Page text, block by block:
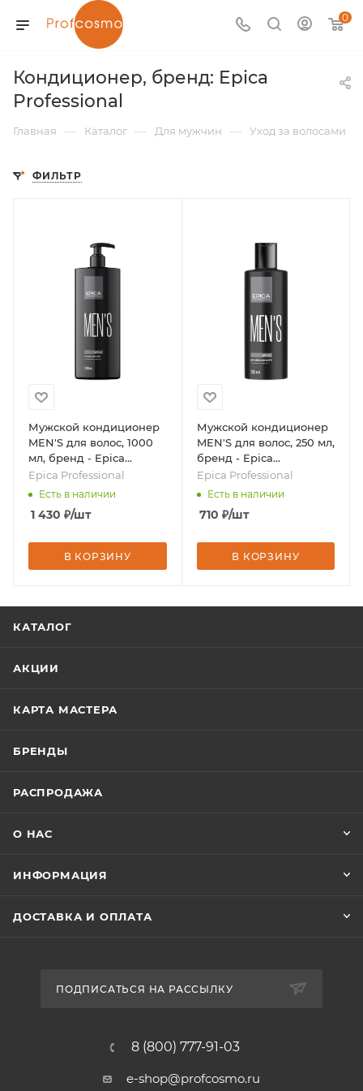
0
Кондиционер, бренд: Epica
Professional
Главная — Каталог — Для мужчин — Уход за волосами
ФИЛЬТР
Мужской кондиционер
MEN'S для волос, 1000
мл, бренд - Epica
Professional
Epica Professional
Есть в наличии
1 430 ₽/шт
В КОРЗИНУ
Мужской кондиционер
MEN'S для волос, 250 мл,
бренд - Epica
Professional
Epica Professional
Есть в наличии
710 ₽/шт
В КОРЗИНУ
КАТАЛОГ
АКЦИИ
КАРТА МАСТЕРА
БРЕНДЫ
РАСПРОДАЖА
О НАС
ИНФОРМАЦИЯ
ДОСТАВКА И ОПЛАТА
ПОДПИСАТЬСЯ НА РАССЫЛКУ
8 (800) 777-91-03
e-shop@profcosmo.ru